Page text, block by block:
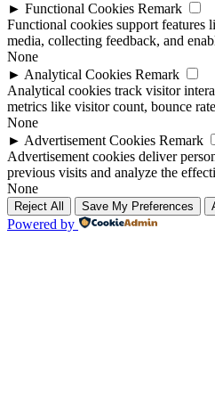
► Functional Cookies Remark
Functional cookies support features
media, collecting feedback, and
None
► Analytical Cookies Remark
Analytical cookies track visitor
metrics like visitor count, bounce
None
► Advertisement Cookies Remark
Advertisement cookies deliver
previous visits and analyze the
None
Reject All Save My Preferences
Powered by